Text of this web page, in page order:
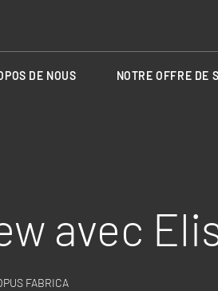
DE NOUS NOTRE OFFRE DE
avec
FABRICA